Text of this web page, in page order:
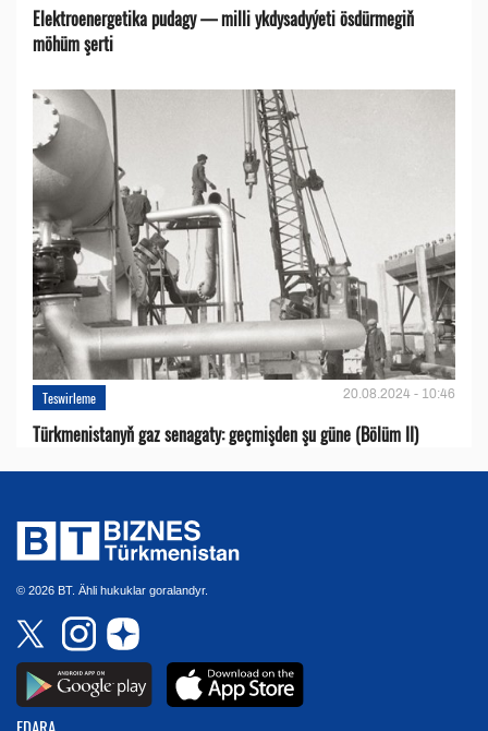
Elektroenergetika pudagy — milli ykdysadyýeti ösdürmegiň
möhüm şerti
Teswirleme 20.08.2024 - 10:46
Türkmenistanyň gaz senagaty: geçmişden şu güne (Bölüm II)
© 2026 BT. Ähli hukuklar goralandyr.
EDARA